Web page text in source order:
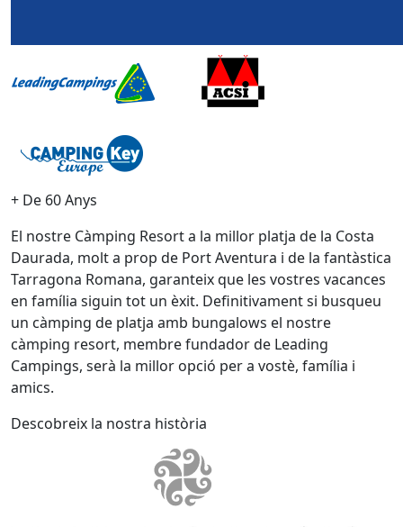
+ De 60 Anys
El nostre Càmping Resort a la millor platja de la Costa
Daurada, molt a prop de Port Aventura i de la fantàstica
Tarragona Romana, garanteix que les vostres vacances
en família siguin tot un èxit. Definitivament si busqueu
un càmping de platja amb bungalows el nostre
càmping resort, membre fundador de Leading
Campings, serà la millor opció per a vostè, família i
amics.
Descobreix la nostra història